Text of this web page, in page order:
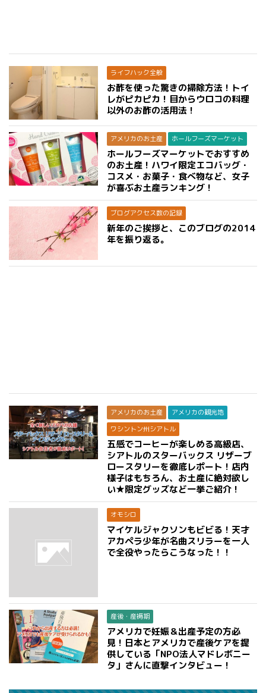
ライフハック全般
お酢を使った驚きの掃除方法！トイ
レがピカピカ！目からウロコの料理
以外のお酢の活用法！
アメリカのお土産 ホールフーズマーケット
ホールフーズマーケットでおすすめ
のお土産！ハワイ限定エコバッグ・
コスメ・お菓子・食べ物など、女子
が喜ぶお土産ランキング！
ブログアクセス数の記録
新年のご挨拶と、このブログの2014
年を振り返る。
アメリカのお土産
アメリカの観光地
ワシントン州シアトル
五感でコーヒーが楽しめる高級店、
シアトルのスターバックス リザーブ
ロースタリーを徹底レポート！店内
様子はもちろん、お土産に絶対欲し
い★限定グッズなど一挙ご紹介！
オモシロ
マイケルジャクソンもビビる！天才
アカペラ少年が名曲スリラーを一人
で全役やったらこうなった！！
産後・産褥期
アメリカで妊娠＆出産予定の方必
見！日本とアメリカで産後ケアを提
供している「NPO法人マドレボニー
タ」さんに直撃インタビュー！